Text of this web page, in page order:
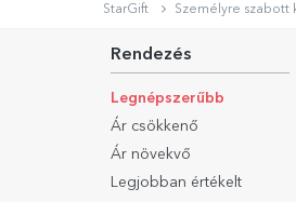
StarGift Személyre szabott
Rendezés
Legnépszerűbb
Ár csökkenő
Ár növekvő
Legjobban értékelt